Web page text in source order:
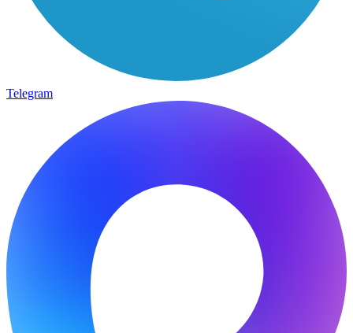
Telegram